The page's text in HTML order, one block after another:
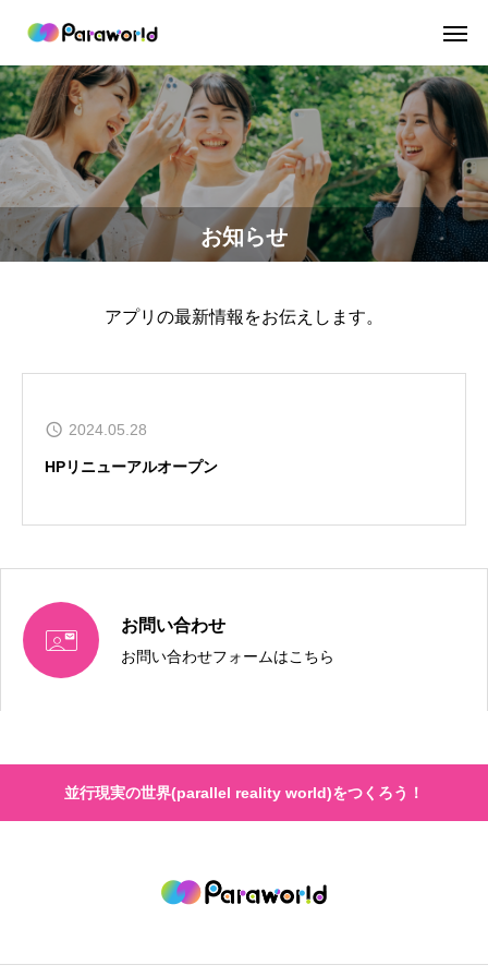
お知らせ
アプリの最新情報をお伝えします。
2024.05.28
HPリニューアルオープン
 お問い合わせ
お問い合わせフォームはこちら
並行現実の世界(parallel reality world)をつくろう！